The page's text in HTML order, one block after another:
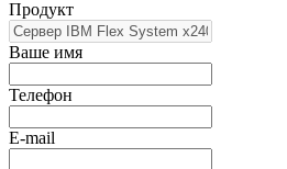
Продукт
Ваше имя
Телефон
E-mail